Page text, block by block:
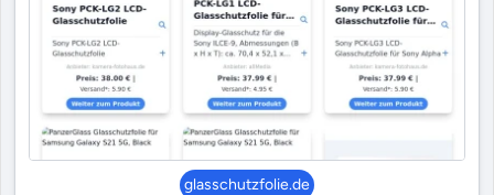
glasschutzfolie.de